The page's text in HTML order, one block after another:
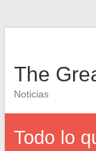
The
Noticias
Todo lo